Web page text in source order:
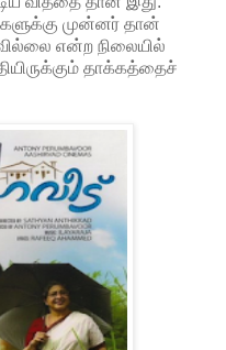
முன்னர் தான்
என்ற நிலையில்
தாக்கத்தைச்